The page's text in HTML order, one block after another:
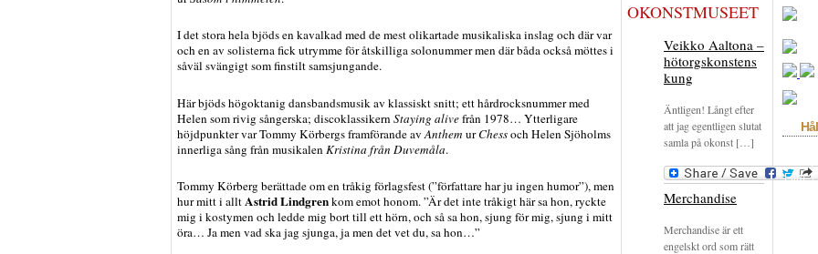
I det stora hela bjöds en kavalkad med de mest olikartade musikaliska inslag och där var
och en av solisterna fick utrymme för åtskilliga solonummer men där båda också möttes i
såväl svängigt som finstilt samsjungande.
Här bjöds högoktanig dansbandsmusik av klassiskt snitt; ett hårdrocksnummer med
Helen som rivig sångerska; discoklassikernStaying alivefrån 1978… Ytterligare
höjdpunkter var Tommy Körbergs framförande avAnthem urChessoch Helen Sjöholms
innerliga sång från musikalenKristina från Duvemåla.
Tommy Körberg berättade om en tråkig förlagsfest (”författare har ju ingen humor”), men
hur mitt i alltAstrid Lindgrenkom emot honom. ”Är det inte tråkigt här sa hon, ryckte
mig i kostymen och ledde mig bort till ett hörn, och så sa hon, sjung för mig, sjung i mitt
öra… Ja men vad ska jag sjunga, ja men det vet du, sa hon…”
OKONSTMUSEET
Veikko Aaltona –
hötorgskonstens
kung
Äntligen! Långt efter
att jag egentligen slutat
samla på okonst […]
Merchandise
Merchandise är ett
engelskt ord som rätt
Film